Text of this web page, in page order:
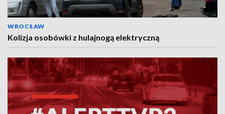
WROCŁAW
Kolizja osobówki z hulajnogą elektryczną